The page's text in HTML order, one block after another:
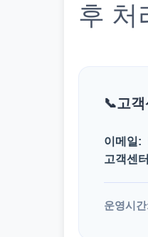
후 처
고
이메일:
고객센
운영시